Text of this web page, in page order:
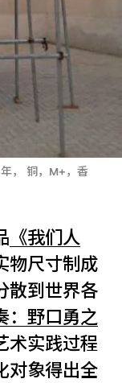
， 铜，M+，香
《我们人
物尺寸制成
散到世界各
：野口勇之
术实践过程
对象得出全